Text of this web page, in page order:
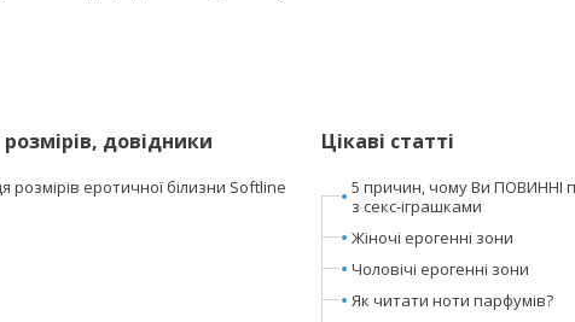
довідники
розмірів еротичної білизни Softline
Цікаві статті
5 причин, чому Ви ПОВИННІ
з секс-іграшками
Жіночі ерогенні зони
Чоловічі ерогенні зони
Як читати ноти парфумів?